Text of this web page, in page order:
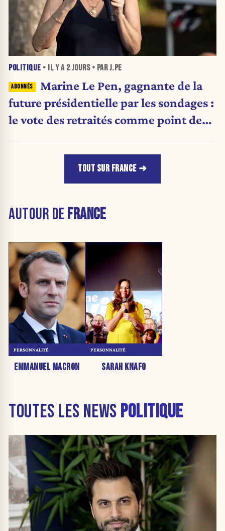
POLITIQUE • IL Y A 2 JOURS• PAR J.PE
Marine Le Pen, gagnante de la
future présidentielle par les sondages :
le vote des retraités comme point de
TOUT SUR FRANCE
AUTOUR DEFRANCE
EMMANUEL MACRON
PERSONNALITÉ
SARAH KNAFO
PERSONNALITÉ
TOUTES LES NEWS POLITIQUE